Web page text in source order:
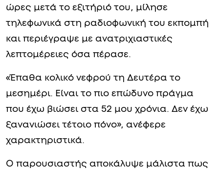
ώρες μετά το εξιτήριό του, μίλησε
τηλεφωνικά στη ραδιοφωνική του εκπομπή
και περιέγραψε με ανατριχιαστικές
λεπτομέρειες όσα πέρασε.
«Έπαθα κολικό νεφρού τη Δευτέρα το
μεσημέρι. Είναι το πιο επώδυνο πράγμα
που έχω βιώσει στα 52 μου χρόνια. Δεν έχω
ξανανιώσει τέτοιο πόνο», ανέφερε
χαρακτηριστικά.
Ο παρουσιαστής αποκάλυψε μάλιστα πως